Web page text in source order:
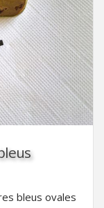
bleus ovales